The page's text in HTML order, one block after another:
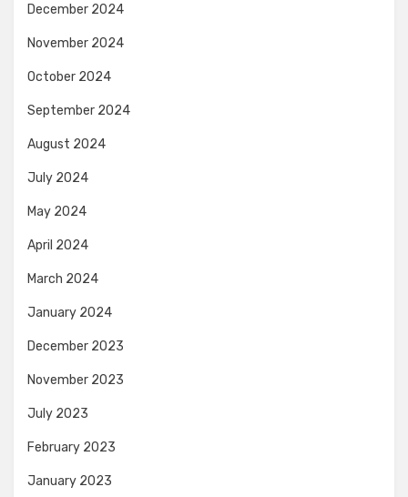
December 2024
November 2024
October 2024
September 2024
August 2024
July 2024
May 2024
April 2024
March 2024
January 2024
December 2023
November 2023
July 2023
February 2023
January 2023